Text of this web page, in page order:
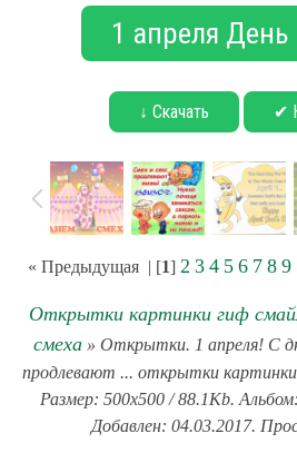
1 апреля День
↓ Скачать ✔
« Предыдущая| [1] 2 3 4 5 6 7 8 9
Открытки картинки гиф
смеха» Открытки. 1 апреля! С
продлевают ... открытки
Размер: 500x500 / 88.1Kb.
Добавлен: 04.03.2017.